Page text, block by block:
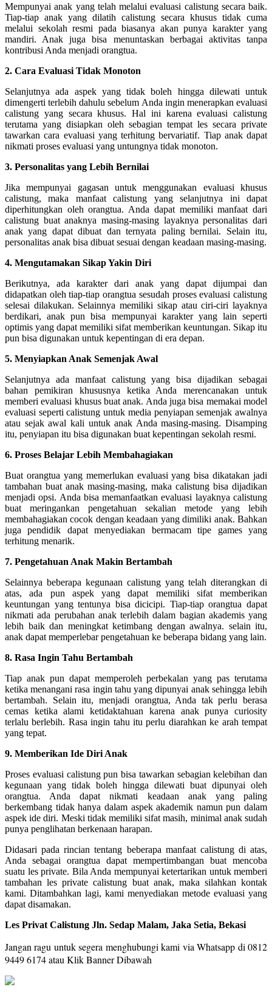
Mempunyai anak yang telah melalui evaluasi calistung secara baik.
Tiap-tiap anak yang dilatih calistung secara khusus tidak cuma
melalui sekolah resmi pada biasanya akan punya karakter yang
mandiri. Anak juga bisa menuntaskan berbagai aktivitas tanpa
kontribusi Anda menjadi orangtua.
2. Cara Evaluasi Tidak Monoton
Selanjutnya ada aspek yang tidak boleh hingga dilewati untuk
dimengerti terlebih dahulu sebelum Anda ingin menerapkan evaluasi
calistung yang secara khusus. Hal ini karena evaluasi calistung
terutama yang disiapkan oleh sebagian tempat les secara private
tawarkan cara evaluasi yang terhitung bervariatif. Tiap anak dapat
nikmati proses evaluasi yang untungnya tidak monoton.
3. Personalitas yang Lebih Bernilai
Jika mempunyai gagasan untuk menggunakan evaluasi khusus
calistung, maka manfaat calistung yang selanjutnya ini dapat
diperhitungkan oleh orangtua. Anda dapat memiliki manfaat dari
calistung buat anaknya masing-masing layaknya personalitas dari
anak yang dapat dibuat dan ternyata paling bernilai. Selain itu,
personalitas anak bisa dibuat sesuai dengan keadaan masing-masing.
4. Mengutamakan Sikap Yakin Diri
Berikutnya, ada karakter dari anak yang dapat dijumpai dan
didapatkan oleh tiap-tiap orangtua sesudah proses evaluasi calistung
selesai dilakukan. Selainnya memiliki sikap atau ciri-ciri layaknya
berdikari, anak pun bisa mempunyai karakter yang lain seperti
optimis yang dapat memiliki sifat memberikan keuntungan. Sikap itu
pun bisa digunakan untuk kepentingan di era depan.
5. Menyiapkan Anak Semenjak Awal
Selanjutnya ada manfaat calistung yang bisa dijadikan sebagai
bahan pemikiran khususnya ketika Anda merencanakan untuk
memberi evaluasi khusus buat anak. Anda juga bisa memakai model
evaluasi seperti calistung untuk media penyiapan semenjak awalnya
atau sejak awal kali untuk anak Anda masing-masing. Disamping
itu, penyiapan itu bisa digunakan buat kepentingan sekolah resmi.
6. Proses Belajar Lebih Membahagiakan
Buat orangtua yang memerlukan evaluasi yang bisa dikatakan jadi
tambahan buat anak masing-masing, maka calistung bisa dijadikan
menjadi opsi. Anda bisa memanfaatkan evaluasi layaknya calistung
buat meringankan pengetahuan sekalian metode yang lebih
membahagiakan cocok dengan keadaan yang dimiliki anak. Bahkan
juga pendidik dapat menyediakan bermacam tipe games yang
terhitung menarik.
7. Pengetahuan Anak Makin Bertambah
Selainnya beberapa kegunaan calistung yang telah diterangkan di
atas, ada pun aspek yang dapat memiliki sifat memberikan
keuntungan yang tentunya bisa dicicipi. Tiap-tiap orangtua dapat
nikmati ada perubahan anak terlebih dalam bagian akademis yang
lebih baik dan meningkat ketimbang dengan awalnya. selain itu,
anak dapat memperlebar pengetahuan ke beberapa bidang yang lain.
8. Rasa Ingin Tahu Bertambah
Tiap anak pun dapat memperoleh perbekalan yang pas terutama
ketika menangani rasa ingin tahu yang dipunyai anak sehingga lebih
bertambah. Selain itu, menjadi orangtua, Anda tak perlu berasa
cemas ketika alami ketidaktahuan karena anak punya curiosity
terlalu berlebih. Rasa ingin tahu itu perlu diarahkan ke arah tempat
yang tepat.
9. Memberikan Ide Diri Anak
Proses evaluasi calistung pun bisa tawarkan sebagian kelebihan dan
kegunaan yang tidak boleh hingga dilewati buat dipunyai oleh
orangtua. Anda dapat nikmati keadaan anak yang paling
berkembang tidak hanya dalam aspek akademik namun pun dalam
aspek ide diri. Meski tidak memiliki sifat masih, minimal anak sudah
punya penglihatan berkenaan harapan.
Didasari pada rincian tentang beberapa manfaat calistung di atas,
Anda sebagai orangtua dapat mempertimbangan buat mencoba
suatu les private. Bila Anda mempunyai ketertarikan untuk memberi
tambahan les private calistung buat anak, maka silahkan kontak
kami. Ditambahkan lagi, kami menyediakan metode evaluasi yang
dapat disamakan.
Les Privat Calistung Jln. Sedap Malam, Jaka Setia, Bekasi
Jangan ragu untuk segera menghubungi kami via Whatsapp di 0812
9449 6174 atau Klik Banner Dibawah